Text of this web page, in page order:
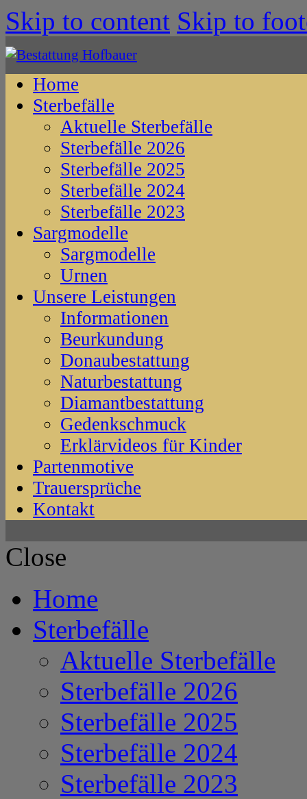
Skip to content Skip to
Home
Sterbefälle
Aktuelle Sterbefälle
Sterbefälle 2026
Sterbefälle 2025
Sterbefälle 2024
Sterbefälle 2023
Sargmodelle
Sargmodelle
Urnen
Unsere Leistungen
Informationen
Beurkundung
Donaubestattung
Naturbestattung
Diamantbestattung
Gedenkschmuck
Erklärvideos für Kinder
Partenmotive
Trauersprüche
Kontakt
Close
Home
Sterbefälle
Aktuelle Sterbefälle
Sterbefälle 2026
Sterbefälle 2025
Sterbefälle 2024
Sterbefälle 2023